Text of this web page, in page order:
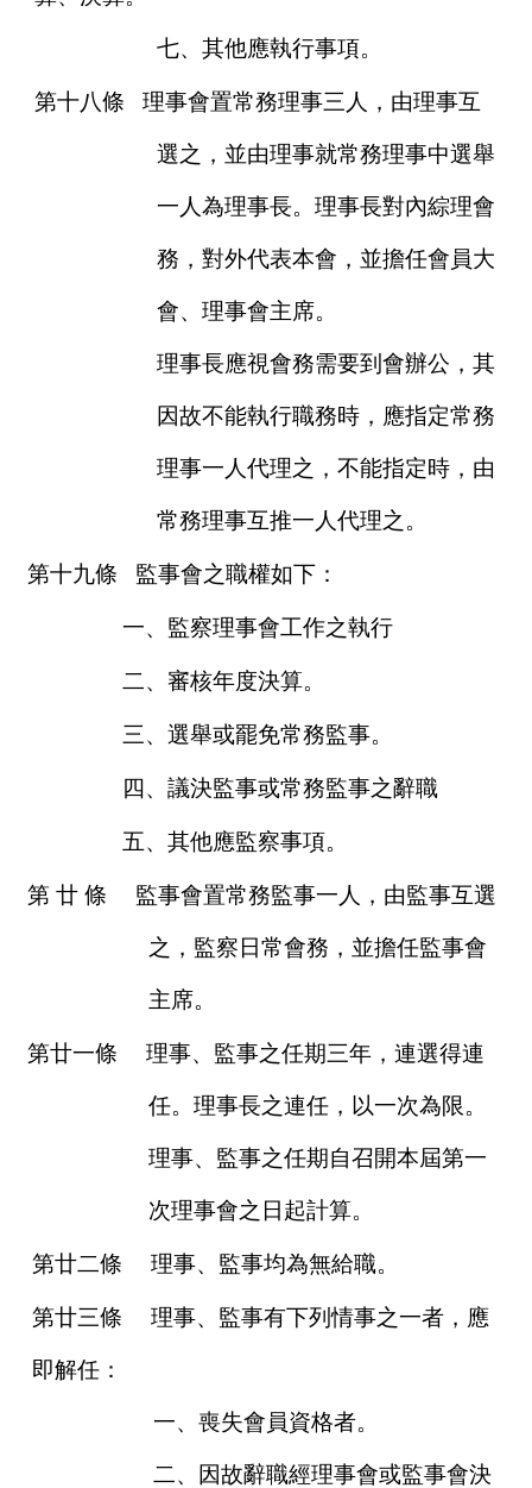
七、其他應執行事項。
第十八條 理事會置常務理事三人，由理事互
選之，並由理事就常務理事中選舉
一人為理事長。理事長對內綜理會
務，對外代表本會，並擔任會員大
會、理事會主席。
理事長應視會務需要到會辦公，其
因故不能執行職務時，應指定常務
理事一人代理之，不能指定時，由
常務理事互推一人代理之。
第十九條 監事會之職權如下：
一、監察理事會工作之執行
二、審核年度決算。
三、選舉或罷免常務監事。
四、議決監事或常務監事之辭職
五、其他應監察事項。
第 廿 條 監事會置常務監事一人，由監事互選
之，監察日常會務，並擔任監事會
主席。
第廿一條 理事、監事之任期三年，連選得連
任。理事長之連任，以一次為限。
理事、監事之任期自召開本屆第一
次理事會之日起計算。
第廿二條 理事、監事均為無給職。
第廿三條 理事、監事有下列情事之一者，應
即解任：
一、喪失會員資格者。
二、因故辭職經理事會或監事會決